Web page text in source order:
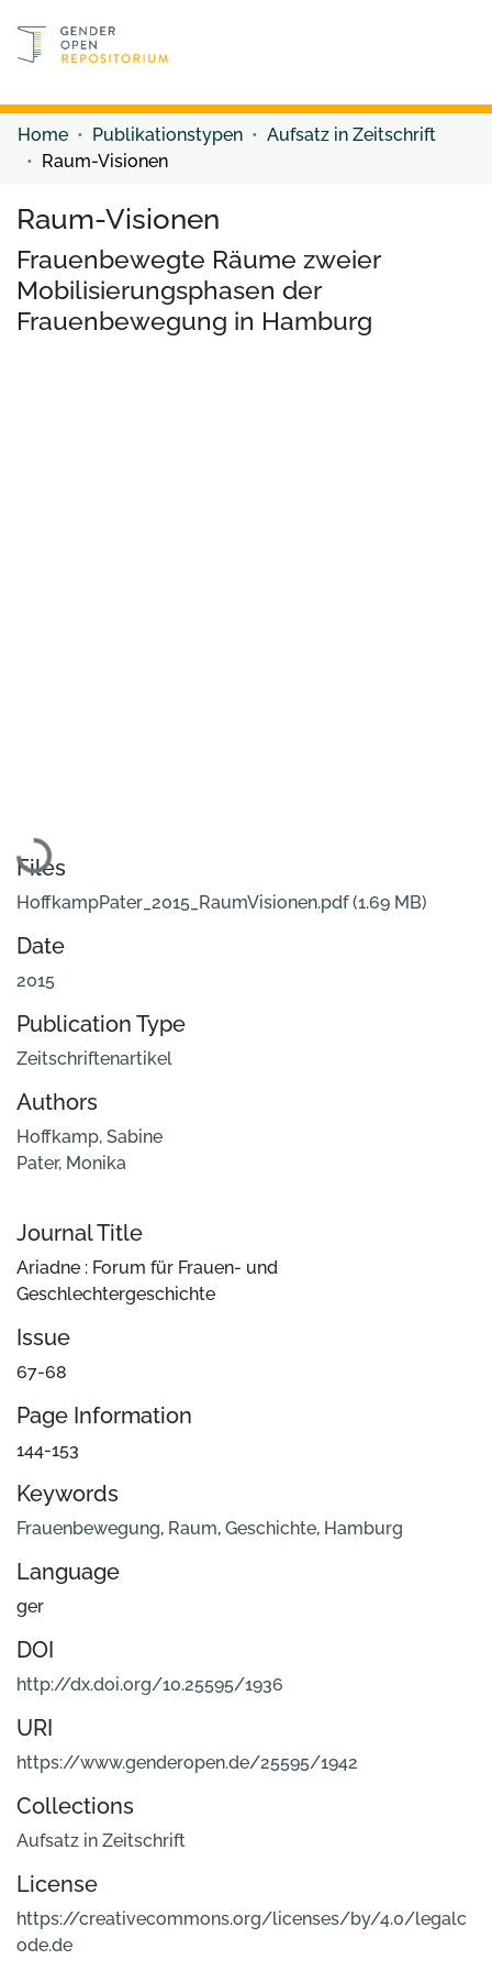
Discover content
Home Publikationstypen
Aufsatz in Zeitschrift
Raum-Visionen
Raum-Visionen
Frauenbewegte Räume zweier
Mobilisierungsphasen der
Frauenbewegung in Hamburg
Loading...
Files
HoffkampPater_2015_RaumVisionen.pdf(1.69 MB)
Date
2015
Publication Type
Zeitschriftenartikel
Authors
Hoffkamp, Sabine
Pater, Monika
Journal Title
Ariadne : Forum für Frauen- und
Geschlechtergeschichte
Issue
67-68
Page Information
144-153
Keywords
Frauenbewegung, Raum, Geschichte, Hamburg
Language
ger
DOI
http://dx.doi.org/10.25595/1936
URI
https://www.genderopen.de/25595/1942
Collections
Aufsatz in Zeitschrift
License
https://creativecommons.org/licenses/by/4.0/legalc
ode.de